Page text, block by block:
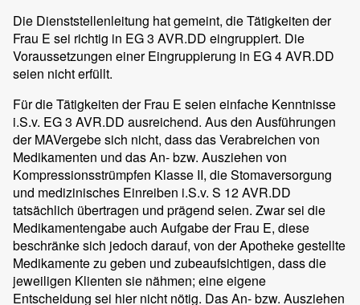
Die Dienststellenleitung hat gemeint, die Tätigkeiten der
Frau E sei richtig in EG 3 AVR.DD eingruppiert. Die
Voraussetzungen einer Eingruppierung in EG 4 AVR.DD
seien nicht erfüllt.
Für die Tätigkeiten der Frau E seien einfache Kenntnisse
i.S.v. EG 3 AVR.DD ausreichend. Aus den Ausführungen
der MAVergebe sich nicht, dass das Verabreichen von
Medikamenten und das An- bzw. Ausziehen von
Kompressionsstrümpfen Klasse II, die Stomaversorgung
und medizinisches Einreiben i.S.v. S 12 AVR.DD
tatsächlich übertragen und prägend seien. Zwar sei die
Medikamentengabe auch Aufgabe der Frau E, diese
beschränke sich jedoch darauf, von der Apotheke gestellte
Medikamente zu geben und zubeaufsichtigen, dass die
jeweiligen Klienten sie nähmen; eine eigene
Entscheidung sei hier nicht nötig. Das An- bzw. Ausziehen